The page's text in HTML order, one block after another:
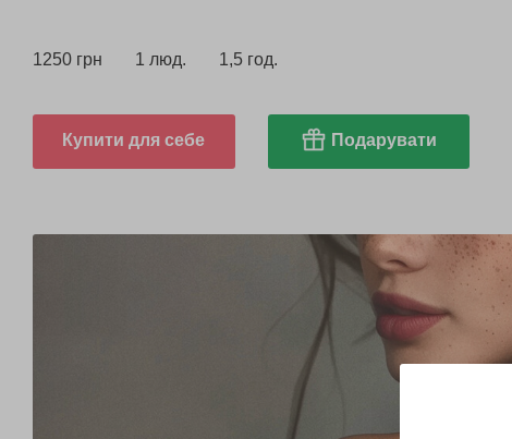
1250 грн 1 люд. 1,5 год.
Купити для себе Подарувати